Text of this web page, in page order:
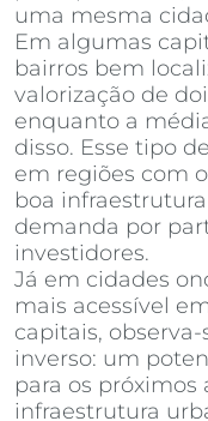
uma mesma
Em algumas
bairros bem
valorização de
enquanto a
disso. Esse tipo
em regiões com
boa
demanda por
investidores.
Já em cidades
mais acessível
capitais,
inverso: um
para os próximos
infraestrutura